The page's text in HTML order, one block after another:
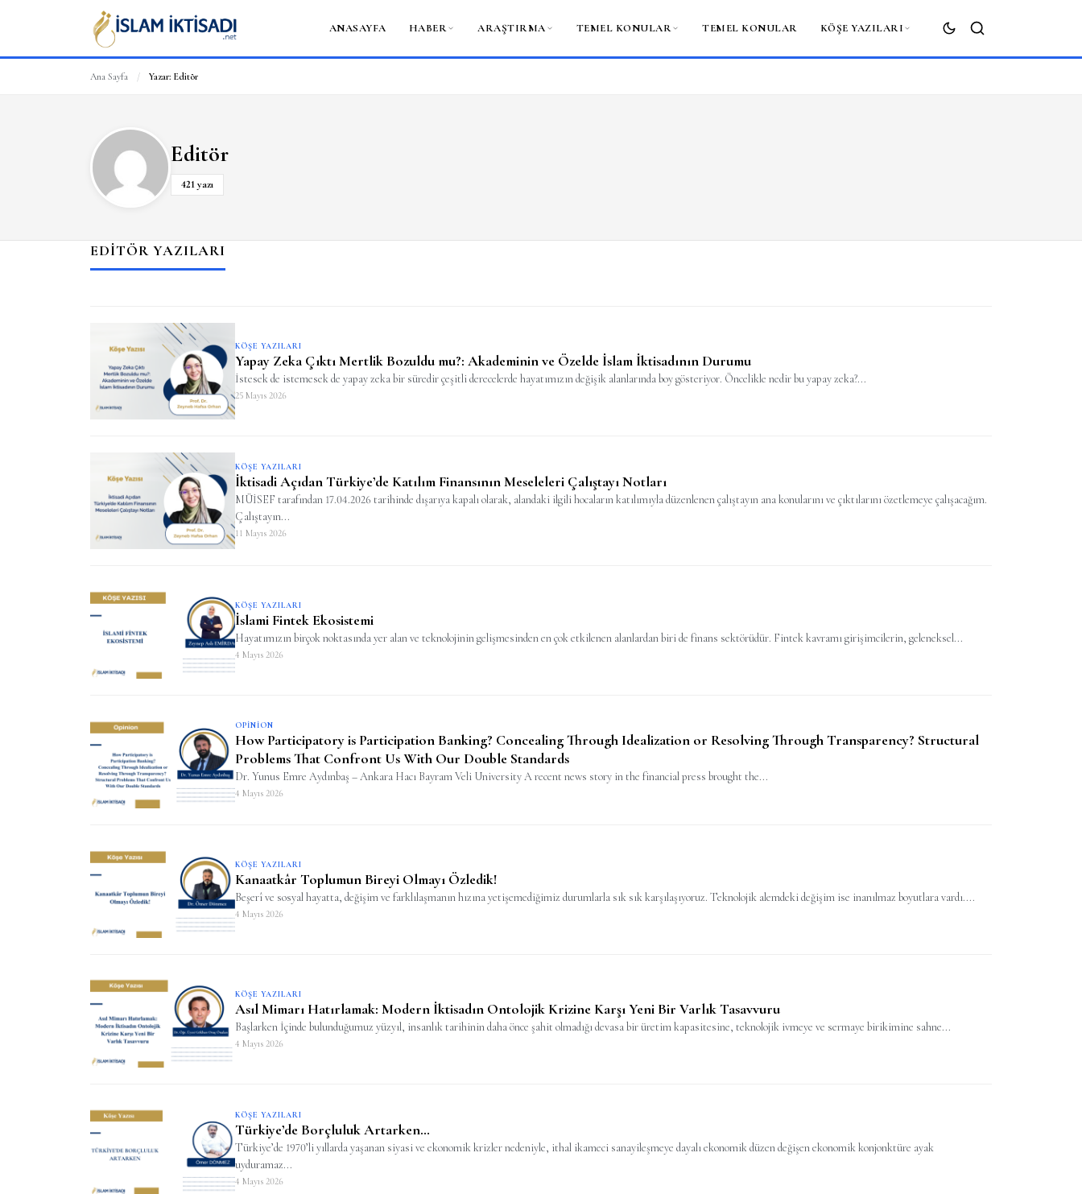
ANASAYFA HABER ARAŞTIRMA TEMEL KONULAR TEMEL KONULAR KÖŞE YAZILARI
ARA
Ana Sayfa / Yazar: Editör
Editör
421 yazı
EDITÖR YAZILARI
KÖŞE YAZILARI
Yapay Zeka Çıktı Mertlik Bozuldu mu?: Akademinin ve Özelde İslam İktisadının Durumu
İstesek de istemesek de yapay zeka bir süredir çeşitli derecelerde hayatımızın değişik alanlarında boy gösteriyor. Öncelikle nedir bu yapay zeka?...
25 Mayıs 2026
KÖŞE YAZILARI
İktisadi Açıdan Türkiye’de Katılım Finansının Meseleleri Çalıştayı Notları
MÜİSEF tarafından 17.04.2026 tarihinde dışarıya kapalı olarak, alandaki ilgili hocaların katılımıyla düzenlenen çalıştayın ana konularını ve çıktılarını özetlemeye çalışacağım.
Çalıştayın...
11 Mayıs 2026
KÖŞE YAZILARI
İslami Fintek Ekosistemi
Hayatımızın birçok noktasında yer alan ve teknolojinin gelişmesinden en çok etkilenen alanlardan biri de finans sektörüdür. Fintek kavramı girişimcilerin, geleneksel...
4 Mayıs 2026
OPINION
How Participatory is Participation Banking? Concealing Through Idealization or Resolving Through Transparency? Structural
Problems That Confront Us With Our Double Standards
Dr. Yunus Emre Aydınbaş – Ankara Hacı Bayram Veli University A recent news story in the financial press brought the...
4 Mayıs 2026
KÖŞE YAZILARI
Kanaatkâr Toplumun Bireyi Olmayı Özledik!
Beşerî ve sosyal hayatta, değişim ve farklılaşmanın hızına yetişemediğimiz durumlarla sık sık karşılaşıyoruz. Teknolojik alemdeki değişim ise inanılmaz boyutlara vardı....
4 Mayıs 2026
KÖŞE YAZILARI
Asıl Mimarı Hatırlamak: Modern İktisadın Ontolojik Krizine Karşı Yeni Bir Varlık Tasavvuru
Başlarken İçinde bulunduğumuz yüzyıl, insanlık tarihinin daha önce şahit olmadığı devasa bir üretim kapasitesine, teknolojik ivmeye ve sermaye birikimine sahne...
4 Mayıs 2026
KÖŞE YAZILARI
Türkiye’de Borçluluk Artarken…
Türkiye’de 1970’li yıllarda yaşanan siyasi ve ekonomik krizler nedeniyle, ithal ikameci sanayileşmeye dayalı ekonomik düzen değişen ekonomik konjonktüre ayak
uyduramaz...
4 Mayıs 2026